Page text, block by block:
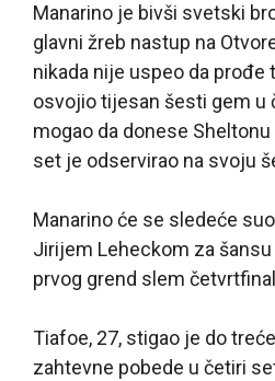
Manarino je bivši svetski
glavni žreb nastup na
nikada nije uspeo da prođe
osvojio tijesan šesti gem u
mogao da donese
set je odservirao na svoju
Manarino će se sledeće
Jirijem Leheckom za
prvog grend slem
Tiafoe, 27, stigao je do
zahtevne pobede u četiri